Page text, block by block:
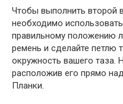
Чтобы выполнить второй
необходимо
правильному положению
ремень и сделайте петлю
окружность вашего таза.
расположив его прямо
Планки.